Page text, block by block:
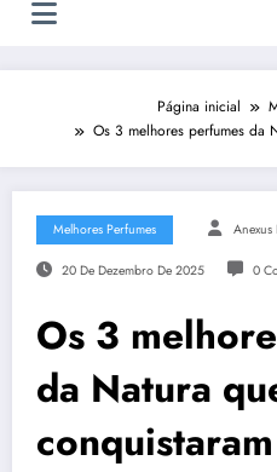
Página inicial
Os 3 melhores perfumes da
Melhores Perfumes Anexus
20 De Dezembro De 2025 0
Os 3
da Natura